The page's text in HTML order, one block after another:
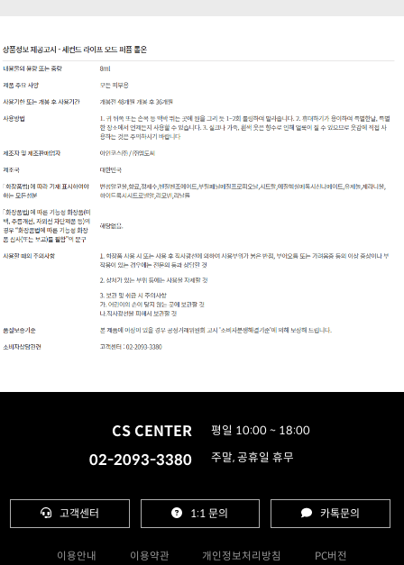
CS CENTER
02-2093-3380
평일 10:00 ~ 18:00
주말, 공휴일 휴무
고객센터 1:1 문의 카톡문의
이용안내 이용약관 개인정보처리방침 PC버전